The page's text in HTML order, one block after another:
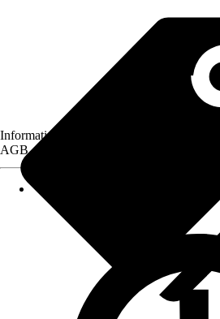
Informationen des Verkäufers, wie z. B.
AGB, finden Sie bei Klick auf den